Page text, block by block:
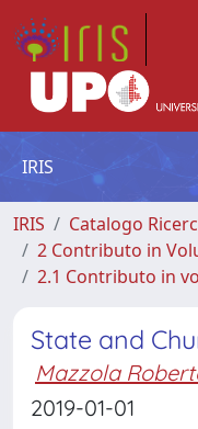
IRIS
IRIS
Catalogo
2 Contributo in
2.1 Contributo in
State and
Mazzola
2019-01-01